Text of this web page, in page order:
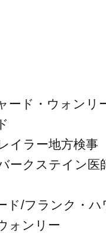
ード・ウォンリ
イラー地方検事
ークステイン医
ド/フランク・
ォンリー